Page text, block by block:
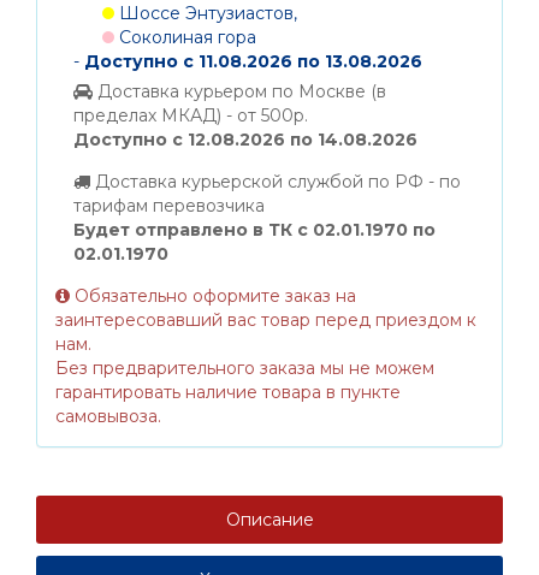
Шоссе Энтузиастов,
Соколиная гора
- Доступно с 11.08.2026 по 13.08.2026
Доставка курьером по Москве (в
пределах МКАД) - от 500р.
Доступно с 12.08.2026 по 14.08.2026
Доставка курьерской службой по РФ - по
тарифам перевозчика
Будет отправлено в ТК с 02.01.1970 по
02.01.1970
Обязательно оформите заказ на
заинтересовавший вас товар перед приездом к
нам.
Без предварительного заказа мы не можем
гарантировать наличие товара в пункте
самовывоза.
Описание